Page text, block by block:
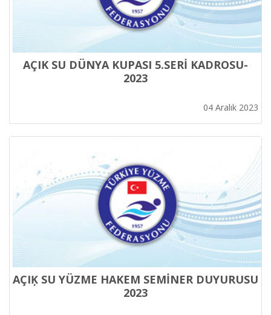
AÇIK SU DÜNYA KUPASI 5.SERİ KADROSU-
2023
04 Aralık 2023
AÇIĶ SU YÜZME HAKEM SEMİNER DUYURUSU
2023